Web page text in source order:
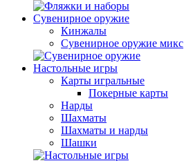
Сувенирное оружие
Кинжалы
Сувенирное оружие микс
Настольные игры
Карты игральные
Покерные карты
Нарды
Шахматы
Шахматы и нарды
Шашки